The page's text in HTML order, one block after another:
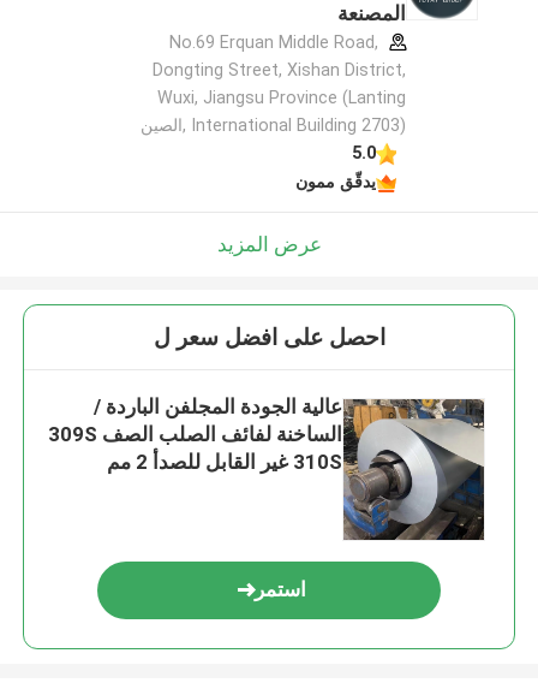
المصنعة
No.69 Erquan Middle Road,
Dongting Street, Xishan District,
Wuxi, Jiangsu Province (Lanting
International Building 2703) ,الصين
5.0
يدقّق ممون
عرض المزيد
احصل على افضل سعر ل
عالية الجودة المجلفن الباردة /
الساخنة لفائف الصلب الصف 309S
310S غير القابل للصدأ 2 مم
استمر